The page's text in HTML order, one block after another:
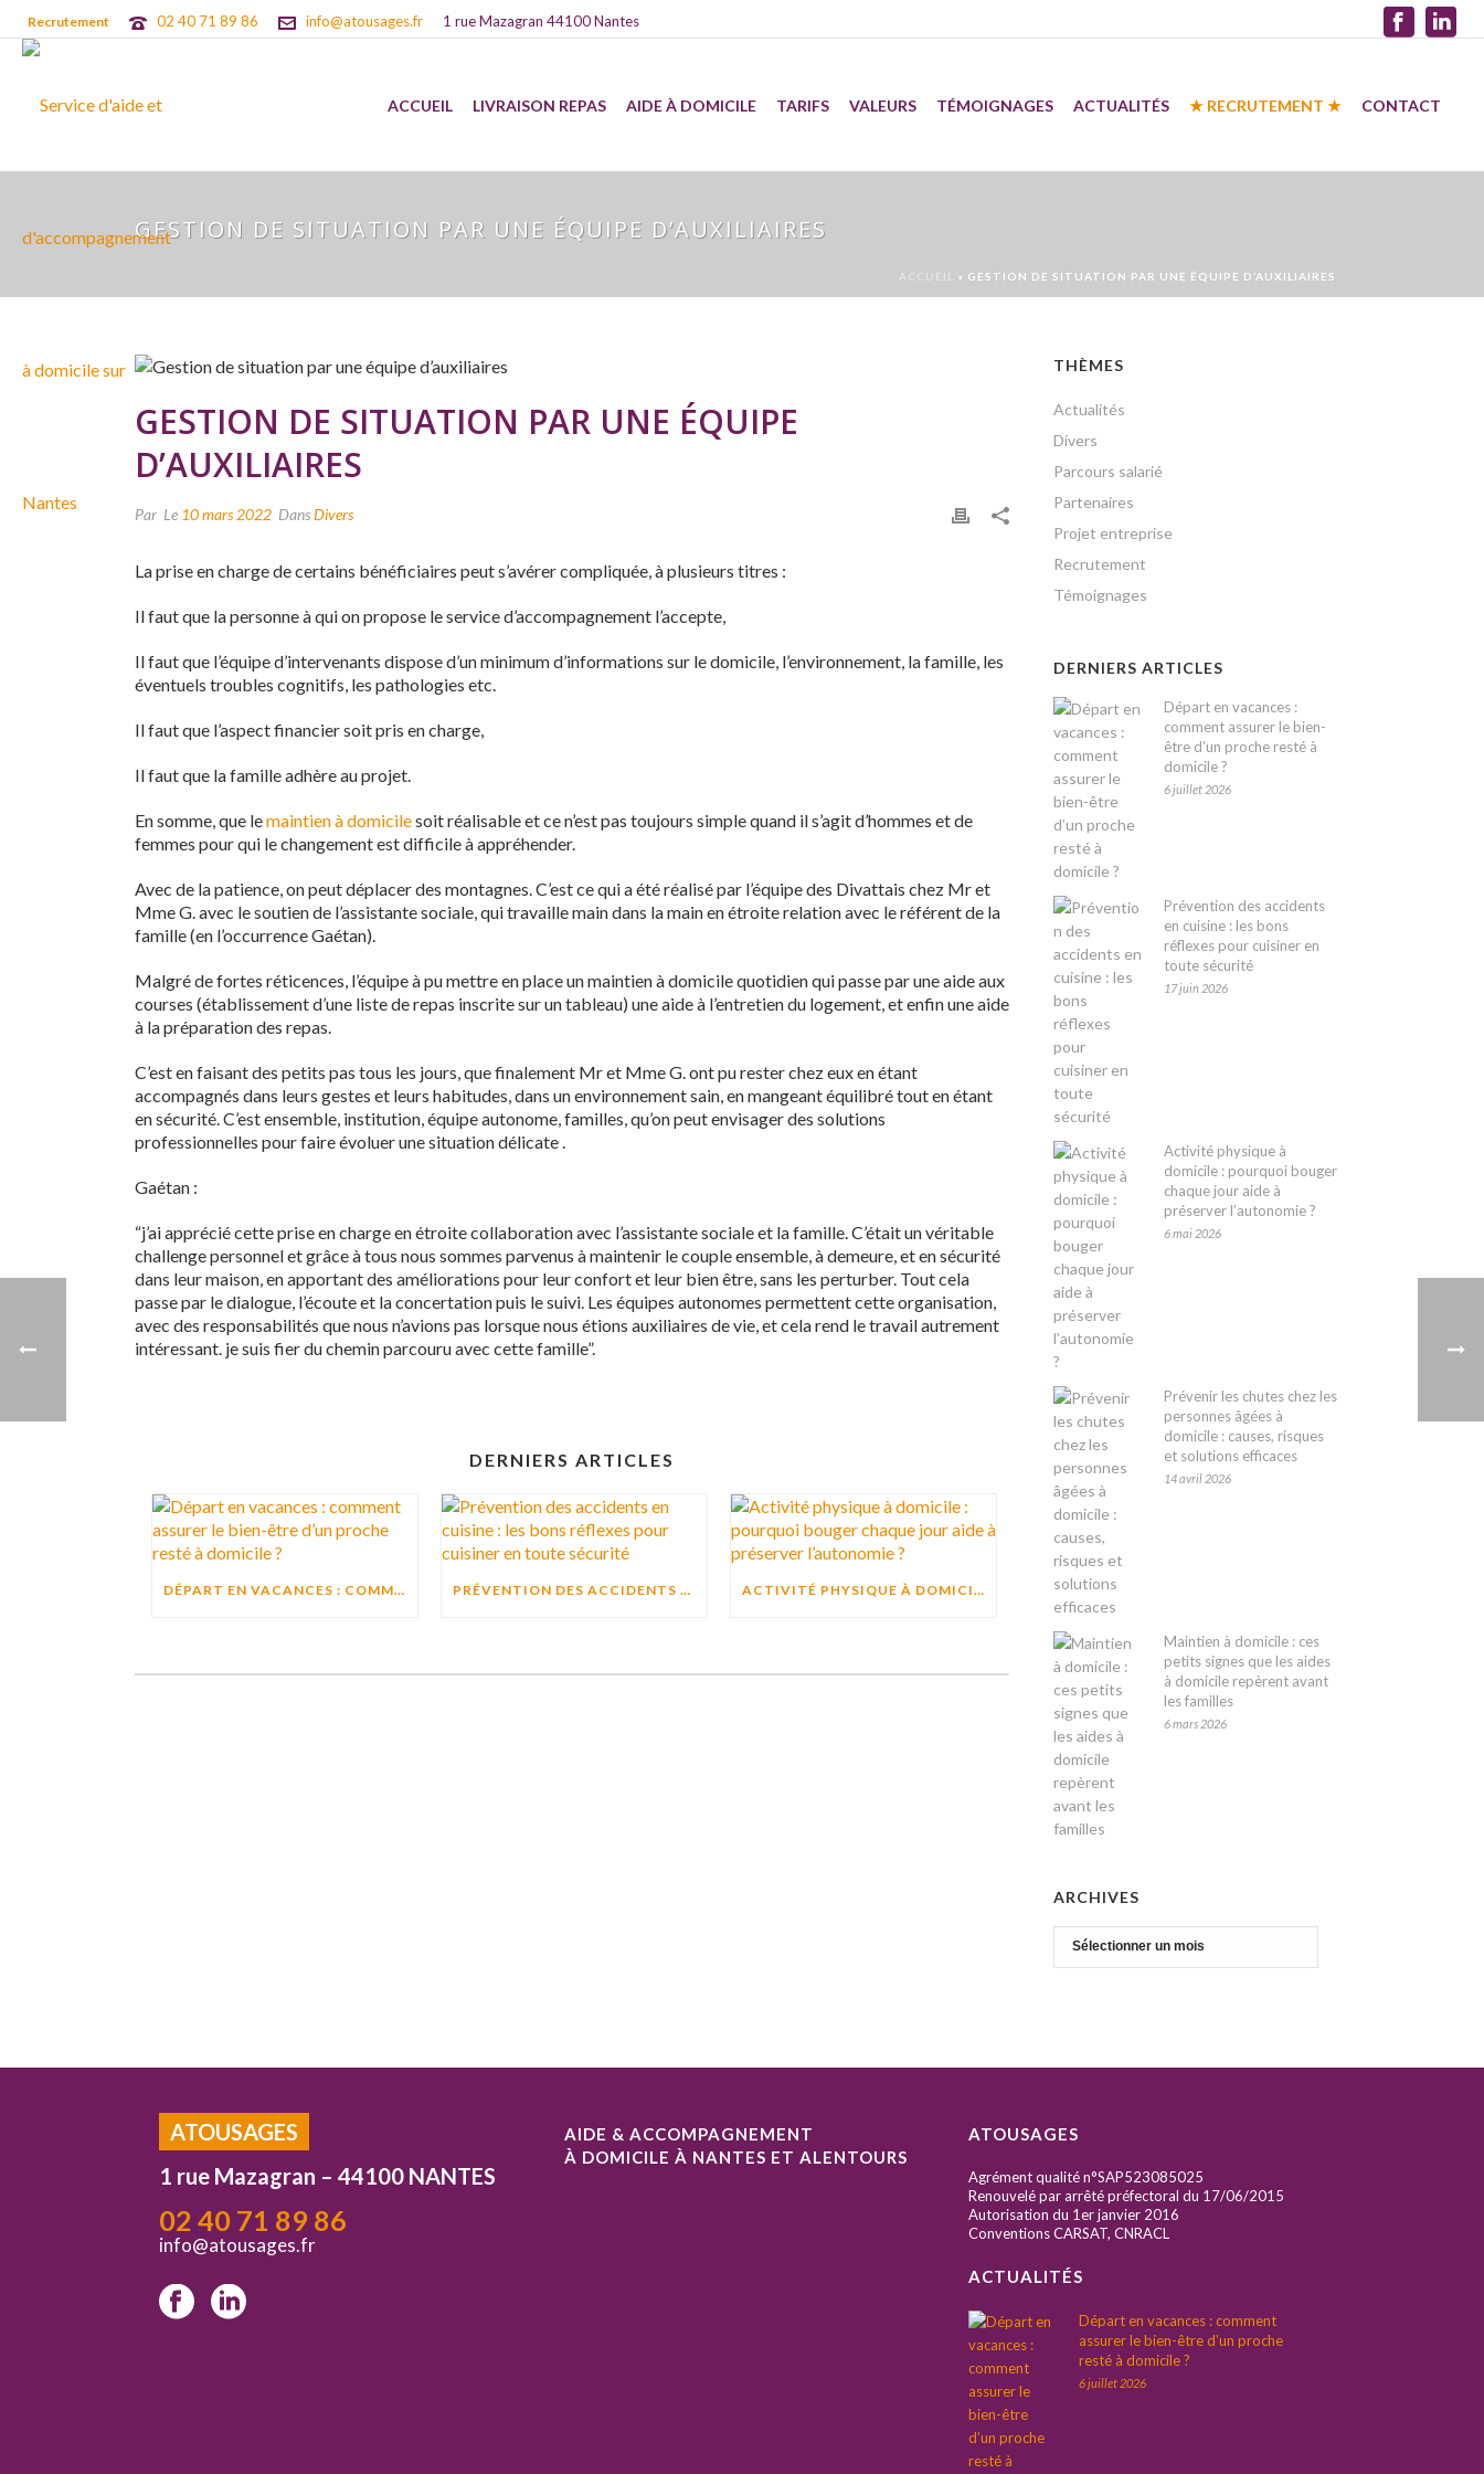
Recrutement 02 40 71 89 86 info@atousages.fr 1 rue Mazagran 44100 Nantes
ACCUEIL LIVRAISON REPAS AIDE À DOMICILE TARIFS VALEURS TÉMOIGNAGES ACTUALITÉS ★ RECRUTEMENT ★ CONTACT
GESTION DE SITUATION PAR UNE ÉQUIPE D’AUXILIAIRES
ACCUEIL » GESTION DE SITUATION PAR UNE ÉQUIPE D’AUXILIAIRES
GESTION DE SITUATION PAR UNE ÉQUIPE
D’AUXILIAIRES
Par Le 10 mars 2022 DansDivers
La prise en charge de certains bénéficiaires peut s’avérer compliquée, à plusieurs titres :
Il faut que la personne à qui on propose le service d’accompagnement l’accepte,
Il faut que l’équipe d’intervenants dispose d’un minimum d’informations sur le domicile, l’environnement, la famille, les
éventuels troubles cognitifs, les pathologies etc.
Il faut que l’aspect financier soit pris en charge,
Il faut que la famille adhère au projet.
En somme, que lemaintien à domicilesoit réalisable et ce n’est pas toujours simple quand il s’agit d’hommes et de
femmes pour qui le changement est difficile à appréhender.
Avec de la patience, on peut déplacer des montagnes. C’est ce qui a été réalisé par l’équipe des Divattais chez Mr et
Mme G. avec le soutien de l’assistante sociale, qui travaille main dans la main en étroite relation avec le référent de la
famille (en l’occurrence Gaétan).
Malgré de fortes réticences, l’équipe à pu mettre en place un maintien à domicile quotidien qui passe par une aide aux
courses (établissement d’une liste de repas inscrite sur un tableau) une aide à l’entretien du logement, et enfin une aide
à la préparation des repas.
C’est en faisant des petits pas tous les jours, que finalement Mr et Mme G. ont pu rester chez eux en étant
accompagnés dans leurs gestes et leurs habitudes, dans un environnement sain, en mangeant équilibré tout en étant
en sécurité. C’est ensemble, institution, équipe autonome, familles, qu’on peut envisager des solutions
professionnelles pour faire évoluer une situation délicate .
Gaétan :
“j’ai apprécié cette prise en charge en étroite collaboration avec l’assistante sociale et la famille. C’était un véritable
challenge personnel et grâce à tous nous sommes parvenus à maintenir le couple ensemble, à demeure, et en sécurité
dans leur maison, en apportant des améliorations pour leur confort et leur bien être, sans les perturber. Tout cela
passe par le dialogue, l’écoute et la concertation puis le suivi. Les équipes autonomes permettent cette organisation,
avec des responsabilités que nous n’avions pas lorsque nous étions auxiliaires de vie, et cela rend le travail autrement
intéressant. je suis fier du chemin parcouru avec cette famille”.
DERNIERS ARTICLES
DÉPART EN VACANCES : COMMENT ASSURER LE BIEN-ÊTRE D’UN PROCHE RESTÉ À DOMICILE ? PRÉVENTION DES ACCIDENTS EN CUISINE : LES BONS RÉFLEXES POUR CUISINER EN TOUTE SÉCURITÉ ACTIVITÉ PHYSIQUE À DOMICILE : POURQUOI BOUGER CHAQUE JOUR AIDE À PRÉSERVER L’AUTONOMIE ?
THÈMES
Actualités
Divers
Parcours salarié
Partenaires
Projet entreprise
Recrutement
Témoignages
DERNIERS ARTICLES
Départ en vacances :
comment assurer le bien-
être d’un proche resté à
domicile ?
6 juillet 2026
Prévention des accidents
en cuisine : les bons
réflexes pour cuisiner en
toute sécurité
17 juin 2026
Activité physique à
domicile : pourquoi bouger
chaque jour aide à
préserver l’autonomie ?
6 mai 2026
Prévenir les chutes chez les
personnes âgées à
domicile : causes, risques
et solutions efficaces
14 avril 2026
Maintien à domicile : ces
petits signes que les aides
à domicile repèrent avant
les familles
6 mars 2026
ARCHIVES
Archives
ATOUSAGES
1 rue Mazagran – 44100 NANTES
02 40 71 89 86
info@atousages.fr
AIDE & ACCOMPAGNEMENT
À DOMICILE À NANTES ET ALENTOURS
ATOUSAGES
Agrément qualité n°SAP523085025
Renouvelé par arrêté préfectoral du 17/06/2015
Autorisation du 1er janvier 2016
Conventions CARSAT, CNRACL
ACTUALITÉS
Départ en vacances : comment
assurer le bien-être d’un proche
resté à domicile ?
6 juillet 2026